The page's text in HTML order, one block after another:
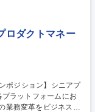
件事例】■案件内容：
2ヶ月 ■案件対象：IR
会社 募集職種
上場企業300社のIRサ
ロダクトマネー
業務変革をビジネス・